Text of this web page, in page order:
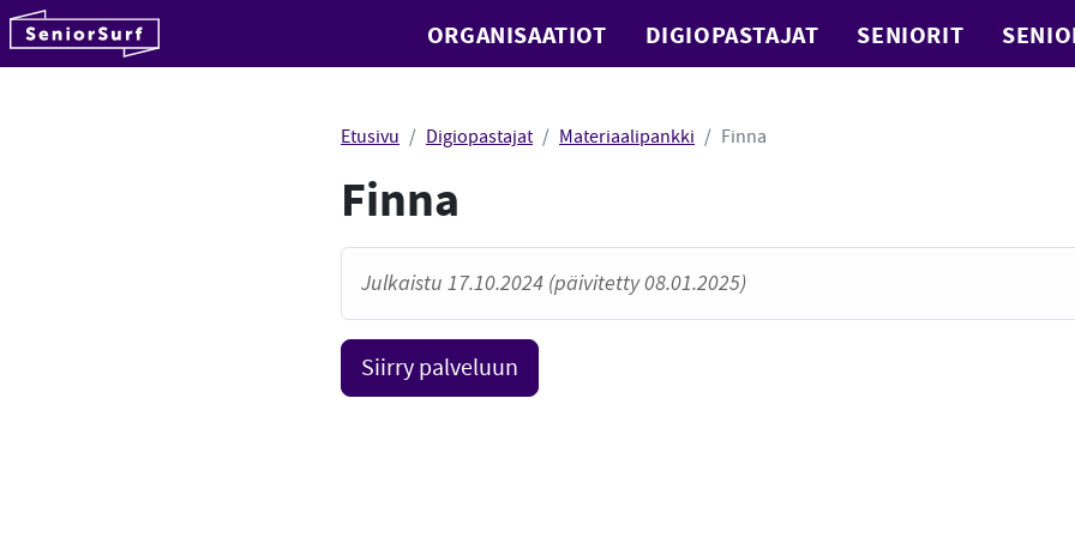
Hyppää sisältöön ORGANISAATIOT DIGIOPASTAJAT SENIORIT
Etusivu Digiopastajat Materiaalipankki Finna
Finna
Julkaistu 17.10.2024 (päivitetty 08.01.2025)
Siirry palveluun